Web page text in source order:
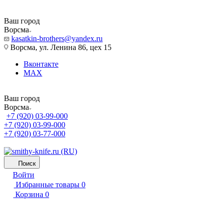
Ваш город
Ворсма
kasatkin-brothers@yandex.ru
Ворсма, ул. Ленина 86, цех 15
Вконтакте
MAX
Ваш город
Ворсма
+7 (920) 03-99-000
+7 (920) 03-99-000
+7 (920) 03-77-000
Поиск
Войти
Избранные товары 0
Корзина 0